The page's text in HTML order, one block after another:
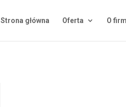
Strona główna Oferta O